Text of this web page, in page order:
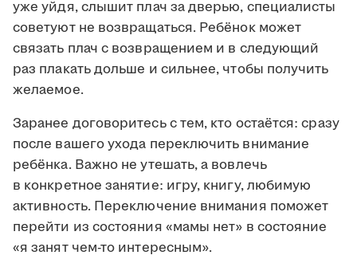
уже уйдя, слышит плач за дверью, специалисты
советуют не возвращаться. Ребёнок может
связать плач с возвращением и в следующий
раз плакать дольше и сильнее, чтобы получить
желаемое.
Заранее договоритесь с тем, кто остаётся: сразу
после вашего ухода переключить внимание
ребёнка. Важно не утешать, а вовлечь
в конкретное занятие: игру, книгу, любимую
активность. Переключение внимания поможет
перейти из состояния «мамы нет» в состояние
«я занят чем-то интересным».